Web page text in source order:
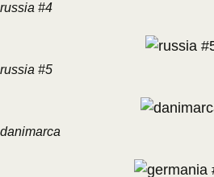
russia #4
russia #5
danimarca